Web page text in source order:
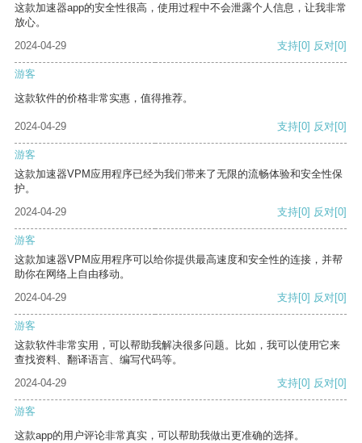
这款加速器app的安全性很高，使用过程中不会泄露个人信息，让我非常
放心。
2024-04-29
支持[0] 反对[0]
游客
这款软件的价格非常实惠，值得推荐。
2024-04-29 支持[0] 反对[0]
游客
这款加速器VPM应用程序已经为我们带来了无限的流畅体验和安全性保
护。
2024-04-29
支持[0] 反对[0]
游客
这款加速器VPM应用程序可以给你提供最高速度和安全性的连接，并帮
助你在网络上自由移动。
2024-04-29
支持[0] 反对[0]
游客
这款软件非常实用，可以帮助我解决很多问题。比如，我可以使用它来
查找资料、翻译语言、编写代码等。
2024-04-29
支持[0] 反对[0]
游客
这款app的用户评论非常真实，可以帮助我做出更准确的选择。